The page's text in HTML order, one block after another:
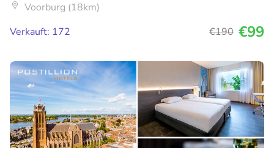
Voorburg (18km)
Verkauft: 172
€190 €99